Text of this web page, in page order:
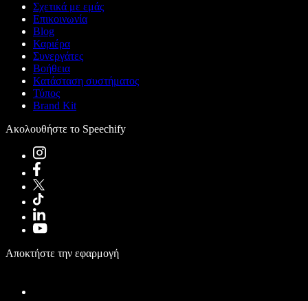
Σχετικά με εμάς
Επικοινωνία
Blog
Καριέρα
Συνεργάτες
Βοήθεια
Κατάσταση συστήματος
Τύπος
Brand Kit
Ακολουθήστε το Speechify
Αποκτήστε την εφαρμογή